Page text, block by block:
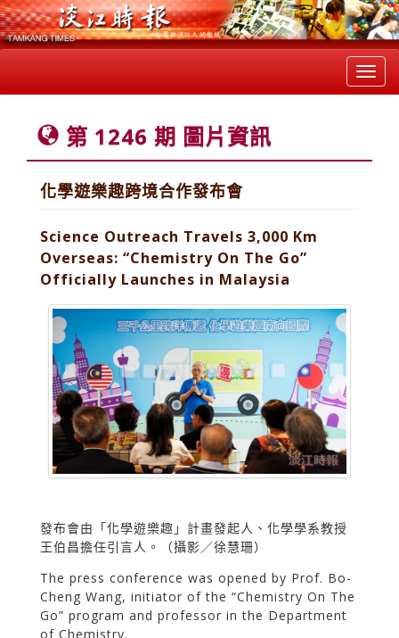
第 1246 期 圖片資訊
化學遊樂趣跨境合作發布會
Science Outreach Travels 3,000 Km
Overseas: “Chemistry On The Go”
Officially Launches in Malaysia
發布會由「化學遊樂趣」計畫發起人、化學學系教授
王伯昌擔任引言人。（攝影／徐慧珊）
The press conference was opened by Prof. Bo-
Cheng Wang, initiator of the “Chemistry On The
Go” program and professor in the Department
of Chemistry.